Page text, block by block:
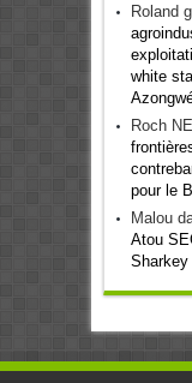
Roland
white
Roch
pour le
Malou
Atou
Sharkey